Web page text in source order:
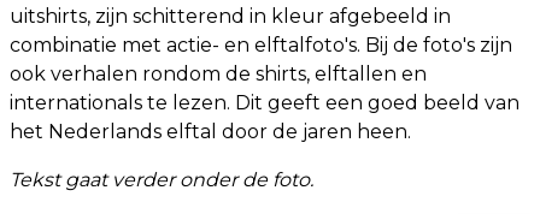
uitshirts, zijn schitterend in kleur afgebeeld in
combinatie met actie- en elftalfoto's. Bij de foto's zijn
ook verhalen rondom de shirts, elftallen en
internationals te lezen. Dit geeft een goed beeld van
het Nederlands elftal door de jaren heen.
Tekst gaat verder onder de foto.